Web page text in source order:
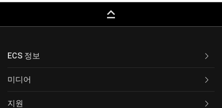
keyboard_capslock
ECS 정보
미디어
지원